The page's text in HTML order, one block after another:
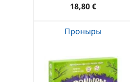
18,80 €
Проныры